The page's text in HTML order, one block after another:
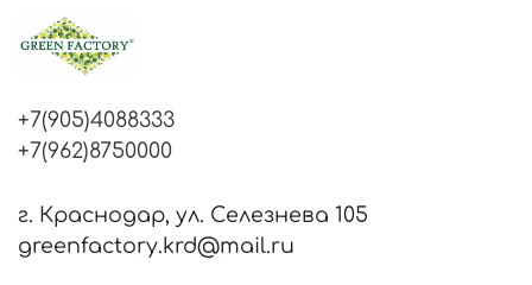
+7(905)4088333
+7(962)8750000
г. Краснодар, ул. Селезнева 105
greenfactory.krd@mail.ru